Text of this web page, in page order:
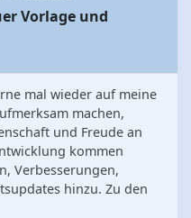
Vorlage und
mal wieder auf meine
machen,
und Freude an
kommen
Verbesserungen,
hinzu. Zu den